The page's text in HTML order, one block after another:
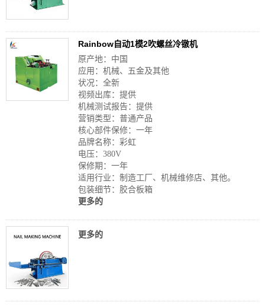
Rainbow自动1模2吹螺丝冷镦机
原产地：中国
应用：机械、五金及其他
状况：全新
视频出库：提供
机械测试报告：提供
营销类型：普通产品
核心部件保修：一年
品牌名称：彩虹
电压：380V
保修期：一年
适用行业：制造工厂、机械维修店、其他。
包装细节：胶合板箱
更多的
更多的